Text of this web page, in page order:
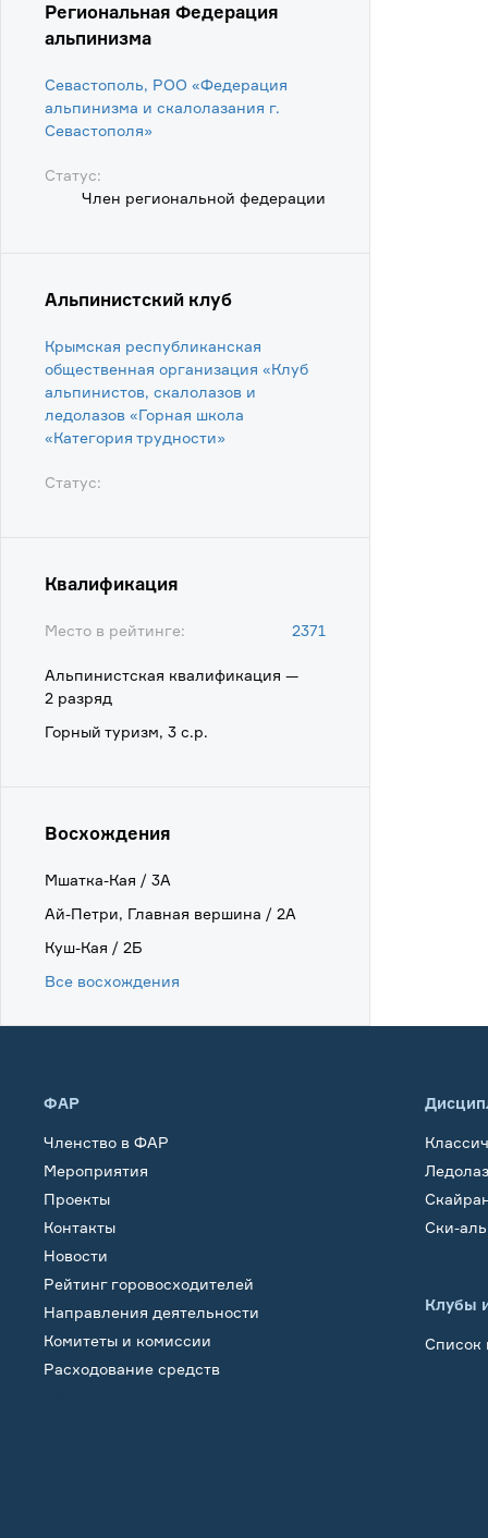
Региональная Федерация
альпинизма
Севастополь, РОО «Федерация
альпинизма и скалолазания г.
Севастополя»
Статус:
Член региональной федерации
Альпинистский клуб
Крымская республиканская
общественная организация «Клуб
альпинистов, скалолазов и
ледолазов «Горная школа
«Категория трудности»
Статус:
Квалификация
Место в рейтинге: 2371
Альпинистская квалификация —
2 разряд
Горный туризм, 3 с.р.
Восхождения
Мшатка-Кая / 3А
Ай-Петри, Главная вершина / 2А
Куш-Кая / 2Б
Все восхождения
ФАР
Членство в ФАР
Мероприятия
Проекты
Контакты
Новости
Рейтинг горовосходителей
Направления деятельности
Комитеты и комиссии
Расходование средств
Ски-
Клубы
Список